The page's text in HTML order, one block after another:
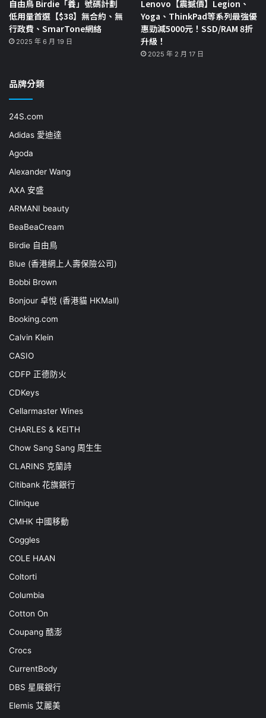
自由鳥 Birdie「養」號碼計劃
低用量首選【$38】無合約、無
行政費、SmarTone網絡
2025 年 6 月 19 日
Lenovo【震撼價】Legion、
Yoga、ThinkPad等系列最強優
惠勁減5000元！SSD/RAM 8折
升級！
2025 年 2 月 17 日
品牌分類
24S.com
Adidas 愛迪達
Agoda
Alexander Wang
AXA 安盛
ARMANI beauty
BeaBeaCream
Birdie 自由鳥
Blue (香港網上人壽保險公司)
Bobbi Brown
Bonjour 卓悅 (香港貓 HKMall)
Booking.com
Calvin Klein
CASIO
CDFP 正德防火
CDKeys
Cellarmaster Wines
CHARLES & KEITH
Chow Sang Sang 周生生
CLARINS 克蘭詩
Citibank 花旗銀行
Clinique
CMHK 中國移動
Coggles
COLE HAAN
Coltorti
Columbia
Cotton On
Coupang 酷澎
Crocs
CurrentBody
DBS 星展銀行
Elemis 艾麗美